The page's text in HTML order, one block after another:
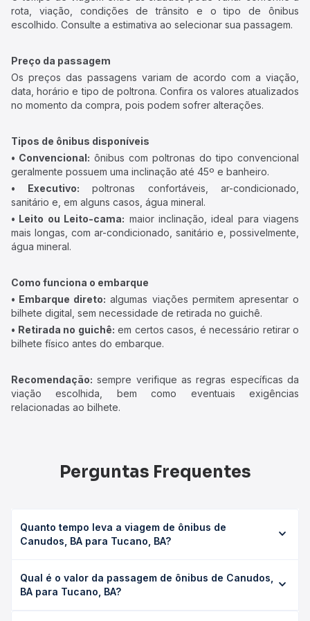
rota, viação, condições de trânsito e o tipo de ônibus
escolhido. Consulte a estimativa ao selecionar sua passagem.
Preço da passagem
Os preços das passagens variam de acordo com a viação,
data, horário e tipo de poltrona. Confira os valores atualizados
no momento da compra, pois podem sofrer alterações.
Tipos de ônibus disponíveis
• Convencional: ônibus com poltronas do tipo convencional
geralmente possuem uma inclinação até 45º e banheiro.
• Executivo: poltronas confortáveis, ar-condicionado,
sanitário e, em alguns casos, água mineral.
• Leito ou Leito-cama: maior inclinação, ideal para viagens
mais longas, com ar-condicionado, sanitário e, possivelmente,
água mineral.
Como funciona o embarque
• Embarque direto: algumas viações permitem apresentar o
bilhete digital, sem necessidade de retirada no guichê.
• Retirada no guichê: em certos casos, é necessário retirar o
bilhete físico antes do embarque.
Recomendação: sempre verifique as regras específicas da
viação escolhida, bem como eventuais exigências
relacionadas ao bilhete.
Perguntas Frequentes
Quanto tempo leva a viagem de ônibus de
Canudos, BA para Tucano, BA?
em média 2h 37min, podendo variar conforme a viação, o
tipo de serviço (convencional, executivo ou leito) e as
Qual é o valor da passagem de ônibus de Canudos,
BA para Tucano, BA?